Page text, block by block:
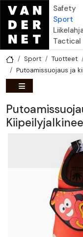
Hyppää pääsisältöön
Safety
Sport
Tactical
Sport Tuotteet
Putoamissuojaus ja